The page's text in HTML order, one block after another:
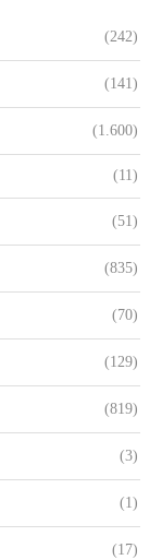
(242)
(141)
(1.600)
(11)
(51)
(835)
(70)
(129)
(819)
(3)
(1)
(17)